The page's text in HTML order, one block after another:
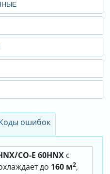
ошибок
CO-E 60HNX с
до 160 м2,